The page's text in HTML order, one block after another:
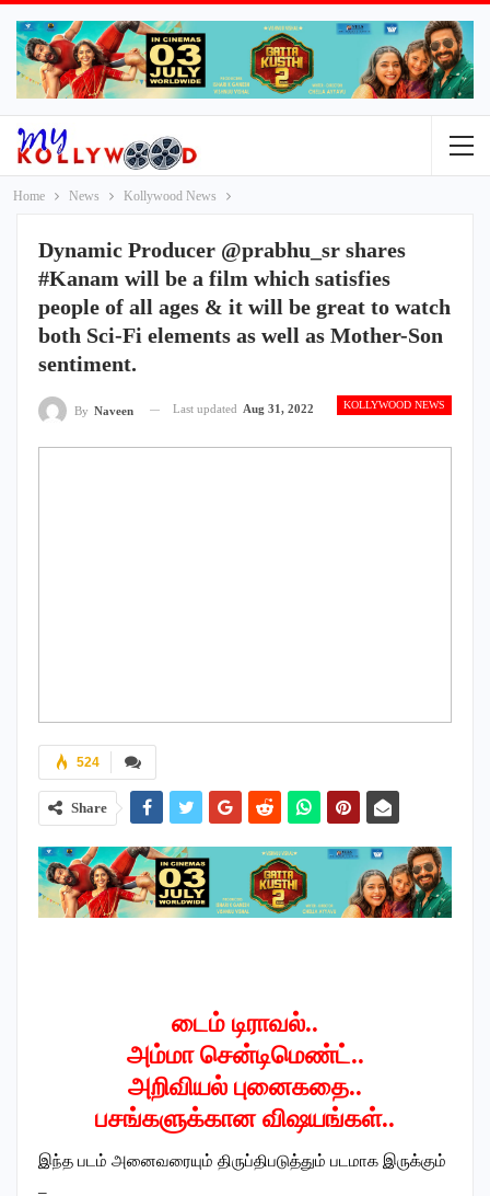
Home News Kollywood News
Dynamic Producer @prabhu_sr shares
#Kanam will be a film which satisfies
people of all ages & it will be great to watch
both Sci-Fi elements as well as Mother-Son
sentiment.
KOLLYWOOD NEWS
By Naveen Last updated Aug 31, 2022
524
Share
டைம் டிராவல்..
அம்மா சென்டிமெண்ட்..
அறிவியல் புனைகதை..
பசங்களுக்கான விஷயங்கள்..
இந்த படம் அனைவரையும் திருப்திபடுத்தும் படமாக இருக்கும்
–